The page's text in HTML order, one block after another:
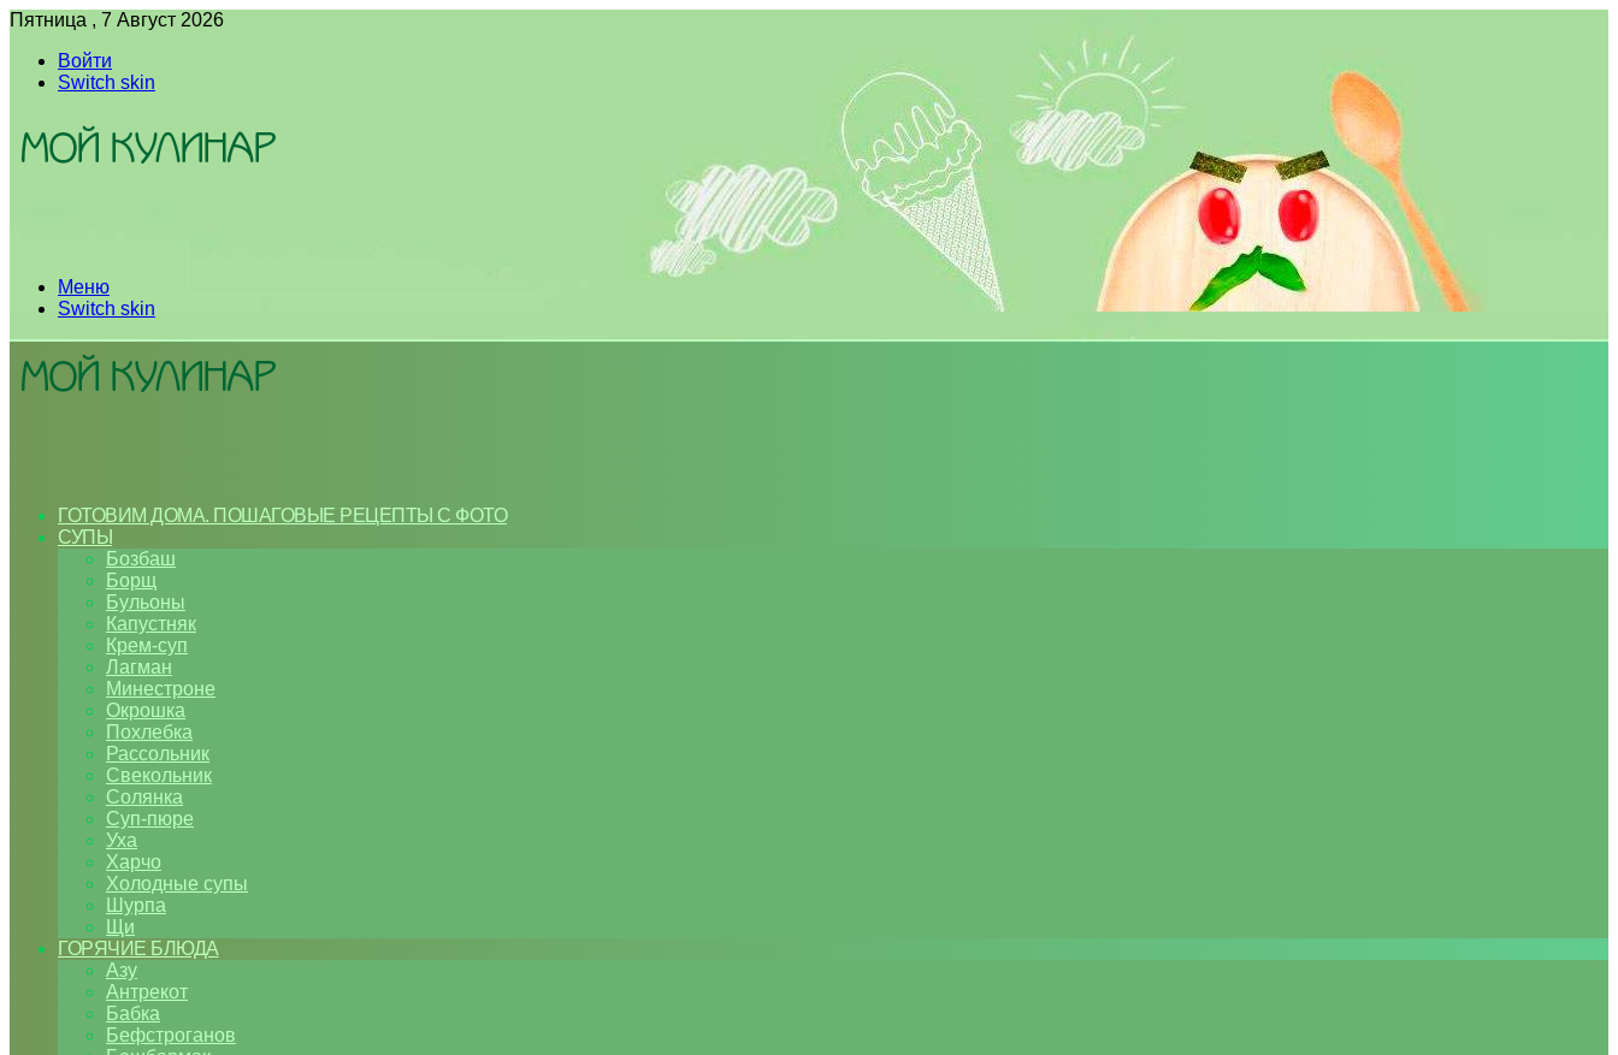
Пятница , 7 Август 2026
Войти
Switch skin
Меню
Switch skin
ГОТОВИМ ДОМА. ПОШАГОВЫЕ РЕЦЕПТЫ С ФОТО
СУПЫ
Бозбаш
Борщ
Бульоны
Капустняк
Крем-суп
Лагман
Минестроне
Окрошка
Похлебка
Рассольник
Свекольник
Солянка
Суп-пюре
Уха
Харчо
Холодные супы
Шурпа
Щи
ГОРЯЧИЕ БЛЮДА
Азу
Антрекот
Бабка
Бефстроганов